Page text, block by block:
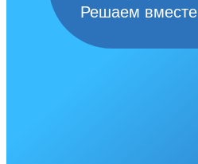
Решаем вместе